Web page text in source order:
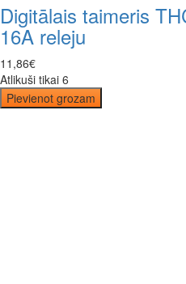
Digitālais taimeris
16A releju
11 ,86€
Atlikuši tikai 6
Pievienot grozam